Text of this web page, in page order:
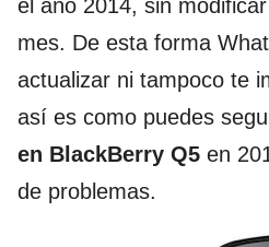
el año 2014, sin
mes. De esta forma
actualizar ni tampoco te
así es como puedes
en BlackBerry Q5 en
de problemas.